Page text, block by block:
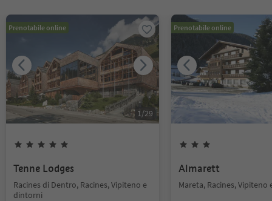
Prenotabile online
1/29
Tenne Lodges
Racines di Dentro, Racines, Vipiteno e
dintorni
Prenotabile online
Almarett
Mareta, Racines,